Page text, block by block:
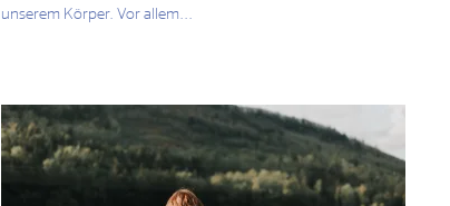
unserem Körper. Vor allem...